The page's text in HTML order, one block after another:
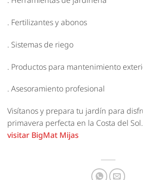
. Fertilizantes y abonos
. Sistemas de riego
. Productos para mantenimiento
. Asesoramiento profesional
Visítanos y prepara tu jardín para
primavera perfecta en la Costa del Sol.
visitar BigMat Mijas